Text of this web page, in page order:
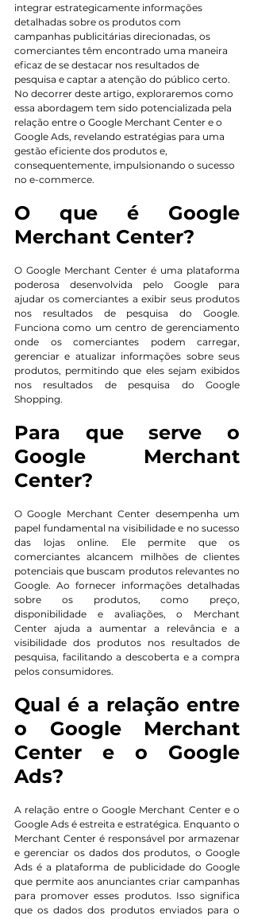
integrar estrategicamente informações
detalhadas sobre os produtos com
campanhas publicitárias direcionadas, os
comerciantes têm encontrado uma maneira
eficaz de se destacar nos resultados de
pesquisa e captar a atenção do público certo.
No decorrer deste artigo, exploraremos como
essa abordagem tem sido potencializada pela
relação entre o Google Merchant Center e o
Google Ads, revelando estratégias para uma
gestão eficiente dos produtos e,
consequentemente, impulsionando o sucesso
no e-commerce.
O que é Google
Merchant Center?
O Google Merchant Center é uma plataforma
poderosa desenvolvida pelo Google para
ajudar os comerciantes a exibir seus produtos
nos resultados de pesquisa do Google.
Funciona como um centro de gerenciamento
onde os comerciantes podem carregar,
gerenciar e atualizar informações sobre seus
produtos, permitindo que eles sejam exibidos
nos resultados de pesquisa do Google
Shopping.
Para que serve o
Google Merchant
Center?
O Google Merchant Center desempenha um
papel fundamental na visibilidade e no sucesso
das lojas online. Ele permite que os
comerciantes alcancem milhões de clientes
potenciais que buscam produtos relevantes no
Google. Ao fornecer informações detalhadas
sobre os produtos, como preço,
disponibilidade e avaliações, o Merchant
Center ajuda a aumentar a relevância e a
visibilidade dos produtos nos resultados de
pesquisa, facilitando a descoberta e a compra
pelos consumidores.
Qual é a relação entre
o Google Merchant
Center e o Google
Ads?
A relação entre o Google Merchant Center e o
Google Ads é estreita e estratégica. Enquanto o
Merchant Center é responsável por armazenar
e gerenciar os dados dos produtos, o Google
Ads é a plataforma de publicidade do Google
que permite aos anunciantes criar campanhas
para promover esses produtos. Isso significa
que os dados dos produtos enviados para o